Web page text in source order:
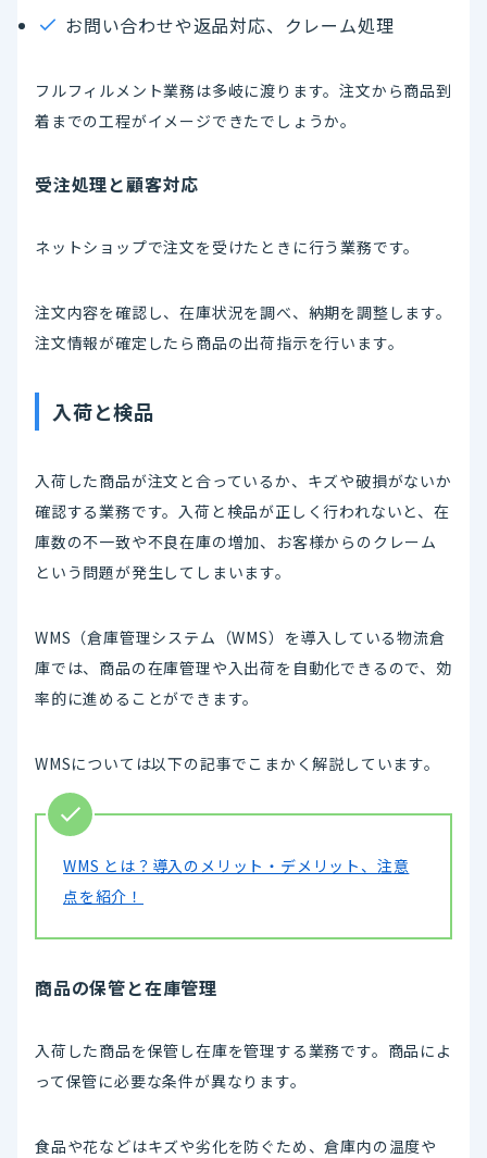
お問い合わせや返品対応、クレーム処理
フルフィルメント業務は多岐に渡ります。注文から商品到
着までの工程がイメージできたでしょうか。
受注処理と顧客対応
ネットショップで注文を受けたときに行う業務です。
注文内容を確認し、在庫状況を調べ、納期を調整します。
注文情報が確定したら商品の出荷指示を行います。
入荷と検品
入荷した商品が注文と合っているか、キズや破損がないか
確認する業務です。入荷と検品が正しく行われないと、在
庫数の不一致や不良在庫の増加、お客様からのクレーム
という問題が発生してしまいます。
WMS（倉庫管理システム（WMS）を導入している物流倉
庫では、商品の在庫管理や入出荷を自動化できるので、効
率的に進めることができます。
WMSについては以下の記事でこまかく解説しています。
WMS とは？導入のメリット・デメリット、注意
点を紹介！
商品の保管と在庫管理
入荷した商品を保管し在庫を管理する業務です。商品によ
って保管に必要な条件が異なります。
食品や花などはキズや劣化を防ぐため、倉庫内の温度や